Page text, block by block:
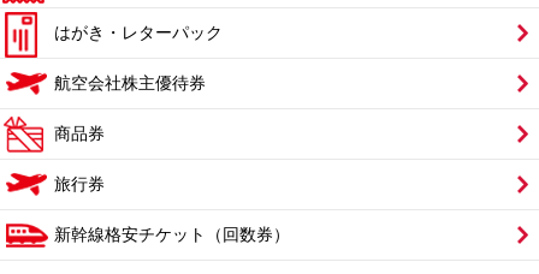
はがき・レターパック
航空会社株主優待券
商品券
旅行券
新幹線格安チケット（回数券）